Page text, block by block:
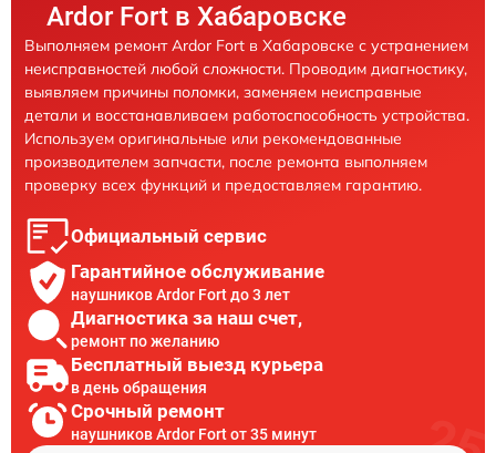
Ardor Fort в Хабаровске
Выполняем ремонт Ardor Fort в Хабаровске с устранением
неисправностей любой сложности. Проводим диагностику,
выявляем причины поломки, заменяем неисправные
детали и восстанавливаем работоспособность устройства.
Используем оригинальные или рекомендованные
производителем запчасти, после ремонта выполняем
проверку всех функций и предоставляем гарантию.
Официальный сервис
Гарантийное обслуживание
наушников Ardor Fort до 3 лет
Диагностика за наш счет,
ремонт по желанию
Бесплатный выезд курьера
в день обращения
Срочный ремонт
наушников Ardor Fort от 35 минут